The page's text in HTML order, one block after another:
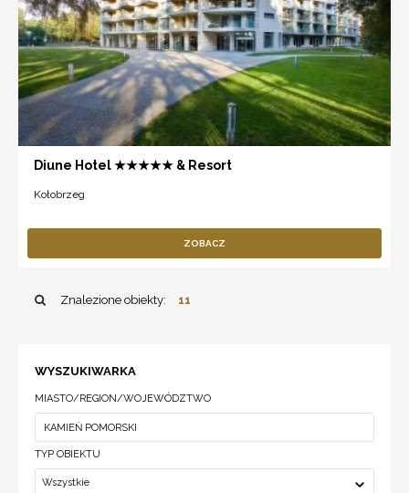
Diune Hotel ★★★★★ & Resort
Kołobrzeg
ZOBACZ
Znalezione obiekty: 11
WYSZUKIWARKA
MIASTO/REGION/WOJEWÓDZTWO
TYP OBIEKTU
Wszystkie